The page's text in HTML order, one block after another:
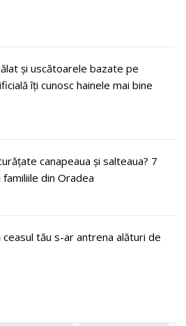
și uscătoarele bazate pe
îți cunosc hainele mai bine
canapeaua și salteaua? 7
din Oradea
ceasul tău s-ar antrena alături de